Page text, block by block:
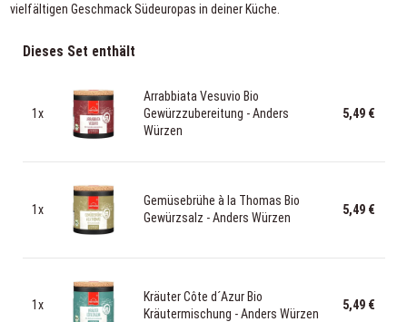
vielfältigen Geschmack Südeuropas in deiner Küche.
Dieses Set enthält
1x
Arrabbiata Vesuvio Bio
Gewürzzubereitung - Anders
Würzen
5,49 €
1x
Gemüsebrühe à la Thomas Bio
Gewürzsalz - Anders Würzen
5,49 €
1x
Kräuter Côte d´Azur Bio
Kräutermischung - Anders Würzen
5,49 €